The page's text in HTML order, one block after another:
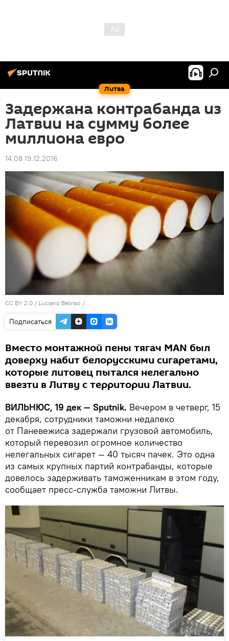
Литва
Задержана контрабанда из
Латвии на сумму более
миллиона евро
14:08 19.12.2016
CC BY 2.0 / Luciano Belviso /
Подписаться
Вместо монтажной пены тягач MAN был
доверху набит белорусскими сигаретами,
которые литовец пытался нелегально
ввезти в Литву с территории Латвии.
ВИЛЬНЮС, 19 дек — Sputnik. Вечером в четверг, 15
декабря, сотрудники таможни недалеко
от Паневежиса задержали грузовой автомобиль,
который перевозил огромное количество
нелегальных сигарет — 40 тысяч пачек. Это одна
из самых крупных партий контрабанды, которые
довелось задерживать таможенникам в этом году,
сообщает пресс-служба таможни Литвы.